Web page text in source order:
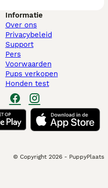
Informatie
Over ons
Privacybeleid
Support
Pers
Voorwaarden
Pups verkopen
Honden test
© Copyright 2026 - PuppyPlaats